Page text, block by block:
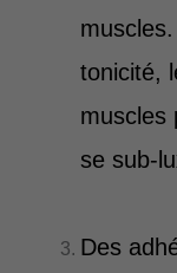
tonicité,
muscles
se sub-
Des